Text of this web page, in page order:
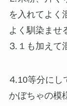
を入れてよく
よく馴染ませ
⒊１も加えて
⒋10等分にし
かぼちゃの模